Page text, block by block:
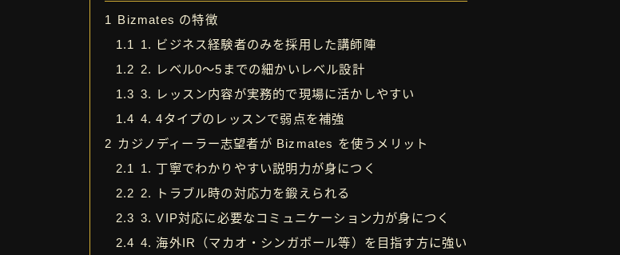
1 Bizmates の特徴
1.1
1. ビジネス経験者のみを採用した講師陣
1.2 2. レベル0〜5までの細かいレベル設計
1.3 3. レッスン内容が実務的で現場に活かしやすい
1.4 4. 4タイプのレッスンで弱点を補強
2 カジノディーラー志望者が Bizmates を使うメリット
2.1
1. 丁寧でわかりやすい説明力が身につく
2.2 2. トラブル時の対応力を鍛えられる
2.3 3. VIP対応に必要なコミュニケーション力が身につく
2.4 4. 海外IR（マカオ・シンガポール等）を目指す方に強い